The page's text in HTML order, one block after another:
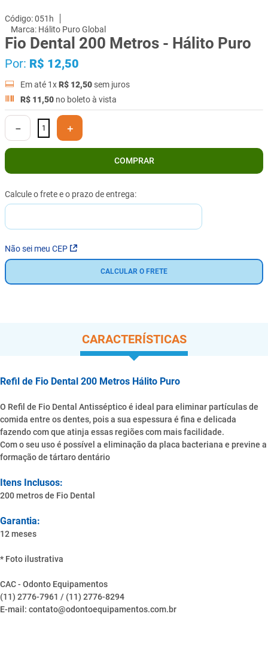
051h
Hálito Puro Global
Fio Dental 200 Metros - Hálito Puro
Por: R$ 12,50
Em até 1xR$ 12,50 sem juros
R$ 11,50 no boleto à vista
＋
－
COMPRAR
Não sei meu CEP
CALCULAR O FRETE
CARACTERÍSTICAS
Refil de Fio Dental 200 Metros Hálito Puro
O Refil de Fio Dental Antisséptico é ideal para eliminar partículas de
comida entre os dentes, pois a sua espessura é fina e delicada
fazendo com que atinja essas regiões com mais facilidade.
Com o seu uso é possível a eliminação da placa bacteriana e previne a
formação de tártaro dentário
Itens Inclusos:
200 metros de Fio Dental
Garantia:
12 meses
* Foto ilustrativa
CAC - Odonto Equipamentos
(11) 2776-7961 / (11) 2776-8294
E-mail: contato@odontoequipamentos.com.br